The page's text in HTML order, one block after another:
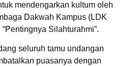
mendengarkan kultum oleh
Dakwah Kampus (LDK
Silahturahmi”.
seluruh tamu undangan
puasanya dengan